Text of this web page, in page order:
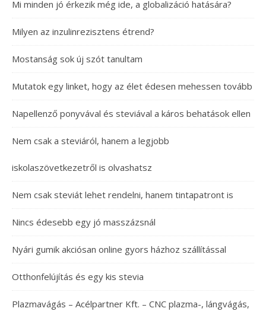
Mi minden jó érkezik még ide, a globalizáció hatására?
Milyen az inzulinrezisztens étrend?
Mostanság sok új szót tanultam
Mutatok egy linket, hogy az élet édesen mehessen tovább
Napellenző ponyvával és steviával a káros behatások ellen
Nem csak a steviáról, hanem a legjobb
iskolaszövetkezetről is olvashatsz
Nem csak steviát lehet rendelni, hanem tintapatront is
Nincs édesebb egy jó masszázsnál
Nyári gumik akciósan online gyors házhoz szállítással
Otthonfelújítás és egy kis stevia
Plazmavágás – Acélpartner Kft. – CNC plazma-, lángvágás,